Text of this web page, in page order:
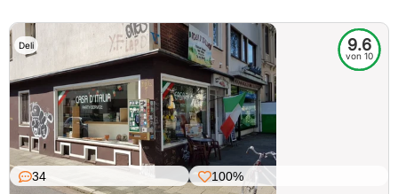
Deli 9.6
von 10
34 100%